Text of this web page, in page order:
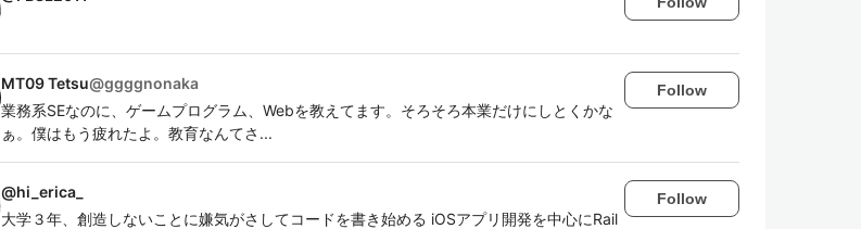
MT09 Tetsu@ggggnonaka
業務系SEなのに、ゲームプログラム、Webを教えてます。そろそろ本業だけにしとくかな
ぁ。僕はもう疲れたよ。教育なんてさ...
Follow
@hi_erica_
大学３年、創造しないことに嫌気がさしてコードを書き始める iOSアプリ開発を中心にRail
Follow